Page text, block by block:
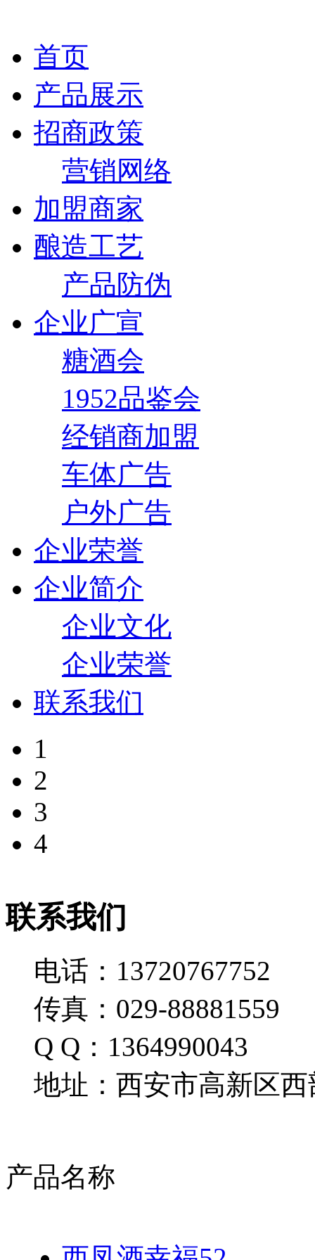
首页
产品展示
招商政策
营销网络
加盟商家
酿造工艺
产品防伪
企业广宣
糖酒会
1952品鉴会
经销商加盟
车体广告
户外广告
企业荣誉
企业简介
企业文化
企业荣誉
联系我们
1
2
3
4
联系我们
电话：13720767752
传真：029-88881559
Q Q：1364990043
地址：西安市高新区西
产品名称